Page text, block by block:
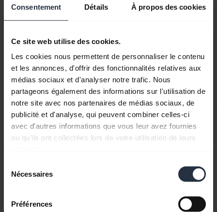
Consentement Détails À propos des cookies
Ce site web utilise des cookies.
Les cookies nous permettent de personnaliser le contenu
et les annonces, d'offrir des fonctionnalités relatives aux
médias sociaux et d'analyser notre trafic. Nous
partageons également des informations sur l'utilisation de
notre site avec nos partenaires de médias sociaux, de
publicité et d'analyse, qui peuvent combiner celles-ci
avec d'autres informations que vous leur avez fournies
ou qu'ils ont collectées lors de votre utilisation de leurs
Nécessaires
Préférences
Documents produits
Guide de démarrage rapide
Anglais
Télécharger
0.49 MB - pdf
Manuel de l'utilisateur
Français